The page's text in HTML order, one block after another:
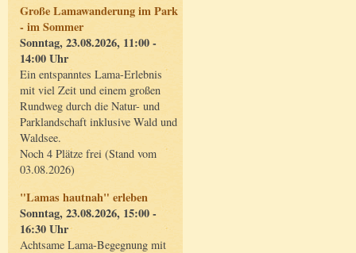
Große Lamawanderung im Park
- im Sommer
Sonntag, 23.08.2026, 11:00 -
14:00 Uhr
Ein entspanntes Lama-Erlebnis
mit viel Zeit und einem großen
Rundweg durch die Natur- und
Parklandschaft inklusive Wald und
Waldsee.
Noch 4 Plätze frei (Stand vom
03.08.2026)
"Lamas hautnah" erleben
Sonntag, 23.08.2026, 15:00 -
16:30 Uhr
Achtsame Lama-Begegnung mit